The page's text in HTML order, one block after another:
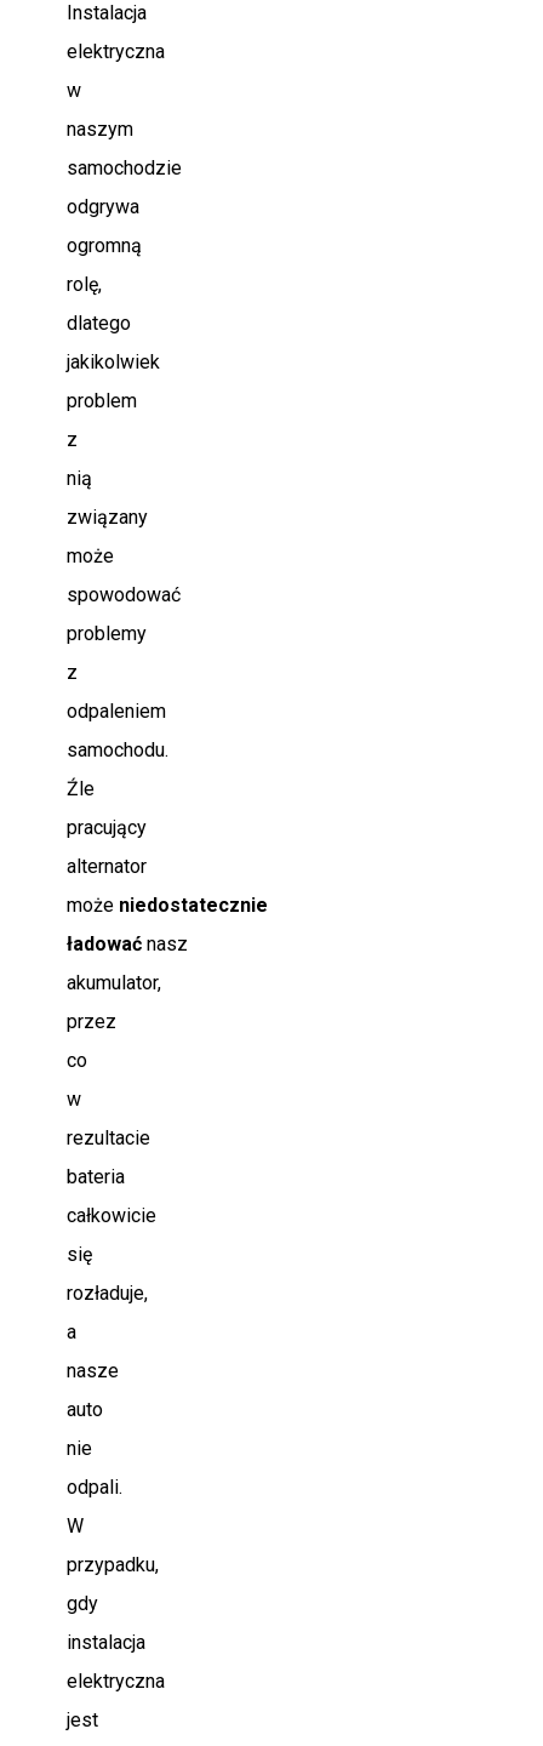
Instalacja
elektryczna
w
naszym
samochodzie
odgrywa
ogromną
rolę,
dlatego
jakikolwiek
problem
z
nią
związany
może
spowodować
problemy
z
odpaleniem
samochodu.
Źle
pracujący
alternator
może niedostatecznie
ładować nasz
akumulator,
przez
co
w
rezultacie
bateria
całkowicie
się
rozładuje,
a
nasze
auto
nie
odpali.
W
przypadku,
gdy
instalacja
elektryczna
jest